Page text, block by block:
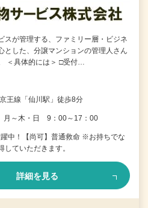
スが管理する、ファミリー層・ビジネ
とした、分譲マンションの管理人さん
＜具体的には＞ □受付…
王線「仙川駅」徒歩8分
月～木・日 9：00～17：00
中！【尚可】普通救命 ※お持ちでな
していただきます。
詳細を見る